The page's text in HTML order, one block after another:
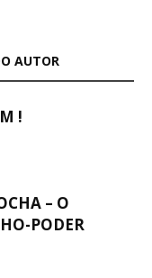
AUTOR
!
– O
PODER